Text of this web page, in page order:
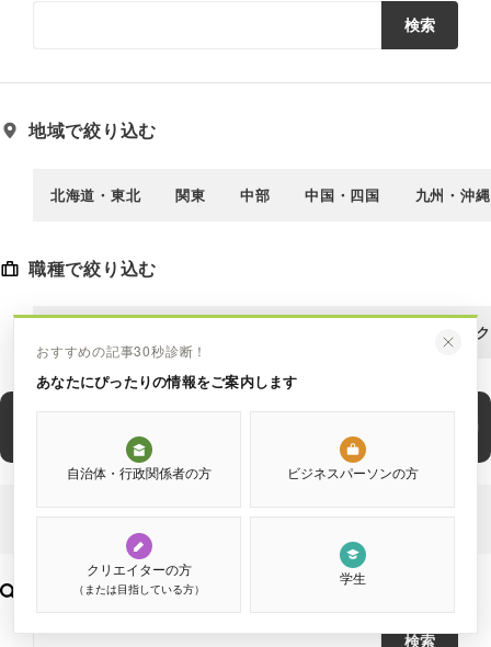
おすすめの記事30秒診断！
あなたにぴったりの情報をご案内します
自治体・行政関係者の方 ビジネスパーソンの方
クリエイターの方
（または目指している方）
学生
検索
地域で絞り込む
北海道・東北 関東 中部 中国・四国 九州・沖縄
職種で絞り込む
ブランドディレ
フリーワード検索
検索